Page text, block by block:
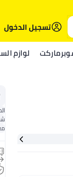
تسجيل الدخول
لوازم